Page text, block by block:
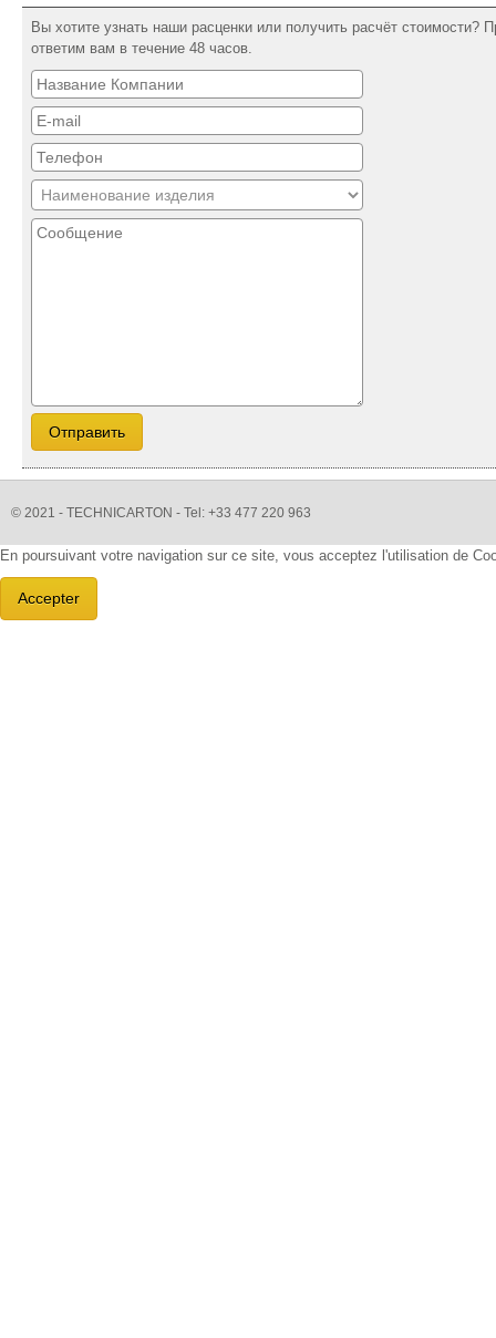
Вы хотите узнать наши расценки или получить расчёт стоимости?
ответим вам в течение 48 часов.
© 2021 - TECHNICARTON - Tel: +33 477 220 963
En poursuivant votre navigation sur ce site, vous acceptez l'utilisation de
Accepter